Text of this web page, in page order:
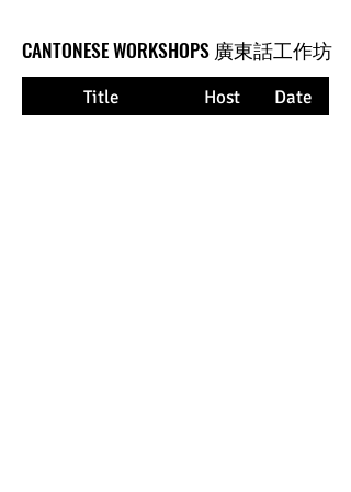
CANTONESE WORKSHOPS 廣東話工作坊
CANTONESE WORKSHOPS 廣東話工作坊
Title Host Date